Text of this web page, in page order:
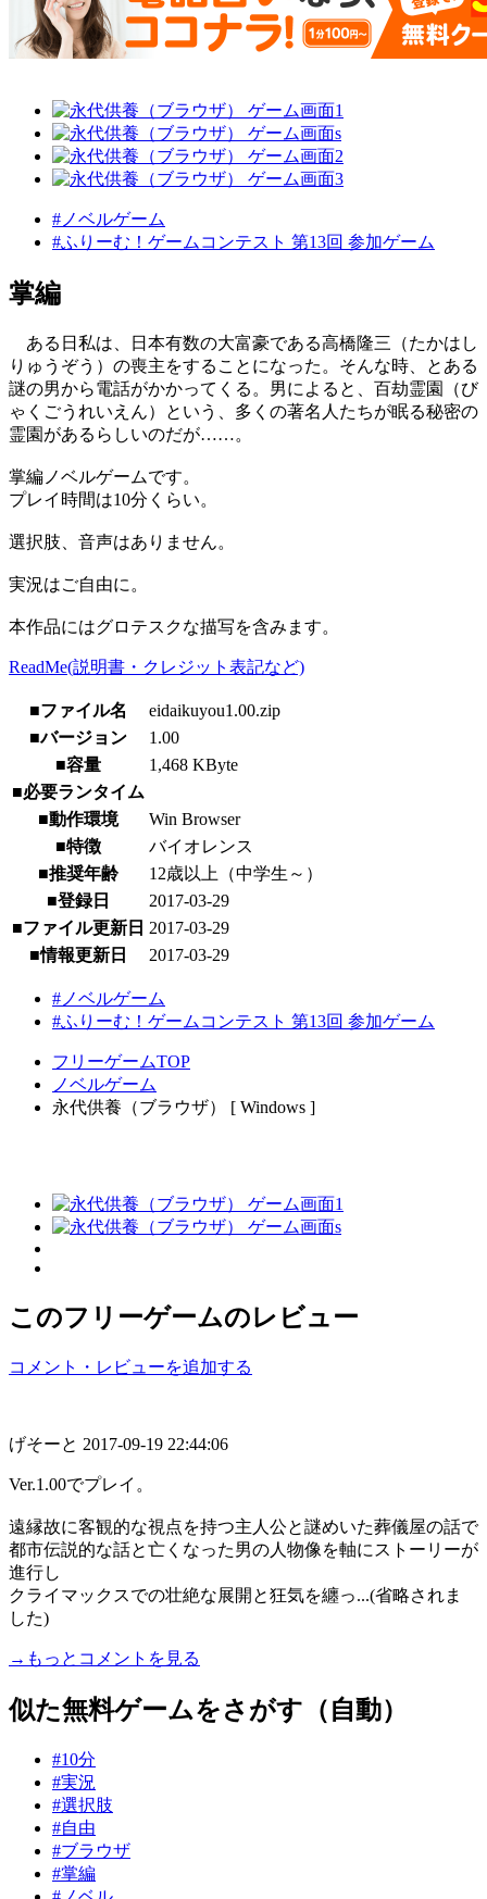
#ノベルゲーム
#ふりーむ！ゲームコンテスト 第13回 参加ゲーム
掌編
ある日私は、日本有数の大富豪である高橋隆三（たかはし
りゅうぞう）の喪主をすることになった。そんな時、とある
謎の男から電話がかかってくる。男によると、百劫霊園（び
ゃくごうれいえん）という、多くの著名人たちが眠る秘密の
霊園があるらしいのだが……。
掌編ノベルゲームです。
プレイ時間は10分くらい。
選択肢、音声はありません。
実況はご自由に。
本作品にはグロテスクな描写を含みます。
ReadMe(説明書・クレジット表記など)
■ファイル名
eidaikuyou1.00.zip
■バージョン
1.00
■容量
1,468 KByte
■必要ランタイム
■動作環境
Win Browser
■特徴
バイオレンス
■推奨年齢
12歳以上（中学生～）
■登録日
2017-03-29
■ファイル更新日 2017-03-29
■情報更新日
2017-03-29
#ノベルゲーム
#ふりーむ！ゲームコンテスト 第13回 参加ゲーム
フリーゲームTOP
ノベルゲーム
永代供養（ブラウザ） [ Windows ]
このフリーゲームのレビュー
コメント・レビューを追加する
げそーと 2017-09-19 22:44:06
Ver.1.00でプレイ。
遠縁故に客観的な視点を持つ主人公と謎めいた葬儀屋の話で
都市伝説的な話と亡くなった男の人物像を軸にストーリーが
進行し
クライマックスでの壮絶な展開と狂気を纏っ...(省略されま
した)
→もっとコメントを見る
似た無料ゲームをさがす（自動）
#10分
#実況
#選択肢
#自由
#ブラウザ
#掌編